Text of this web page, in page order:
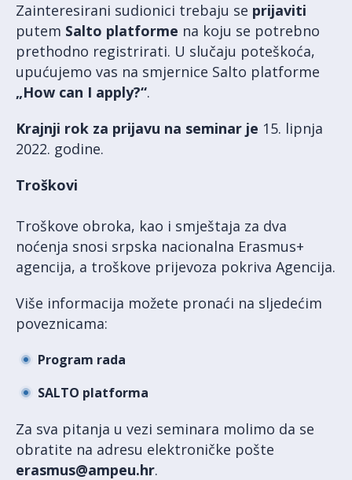
Zainteresirani sudionici trebaju se prijaviti
putem Salto platforme na koju se potrebno
prethodno registrirati. U slučaju poteškoća,
upućujemo vas na smjernice Salto platforme
„How can I apply?“.
Krajnji rok za prijavu na seminar je 15. lipnja
2022. godine.
Troškovi
Troškove obroka, kao i smještaja za dva
noćenja snosi srpska nacionalna Erasmus+
agencija, a troškove prijevoza pokriva Agencija.
Više informacija možete pronaći na sljedećim
poveznicama:
Program rada
SALTO platforma
Za sva pitanja u vezi seminara molimo da se
obratite na adresu elektroničke pošte
erasmus@ampeu.hr.